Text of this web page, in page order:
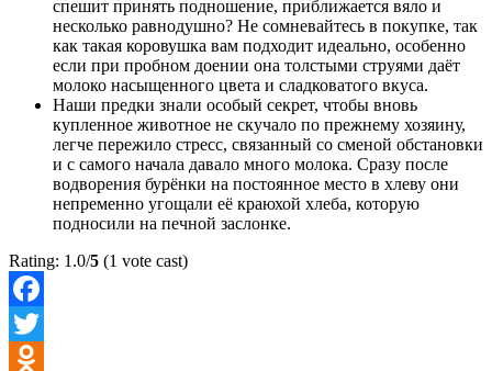
спешит принять подношение, приближается вяло и
несколько равнодушно? Не сомневайтесь в покупке, так
как такая коровушка вам подходит идеально, особенно
если при пробном доении она толстыми струями даёт
молоко насыщенного цвета и сладковатого вкуса.
Наши предки знали особый секрет, чтобы вновь
купленное животное не скучало по прежнему хозяину,
легче пережило стресс, связанный со сменой обстановки
и с самого начала давало много молока. Сразу после
водворения бурёнки на постоянное место в хлеву они
непременно угощали её краюхой хлеба, которую
подносили на печной заслонке.
Rating: 1.0/5 (1 vote cast)
Facebook
Twitter